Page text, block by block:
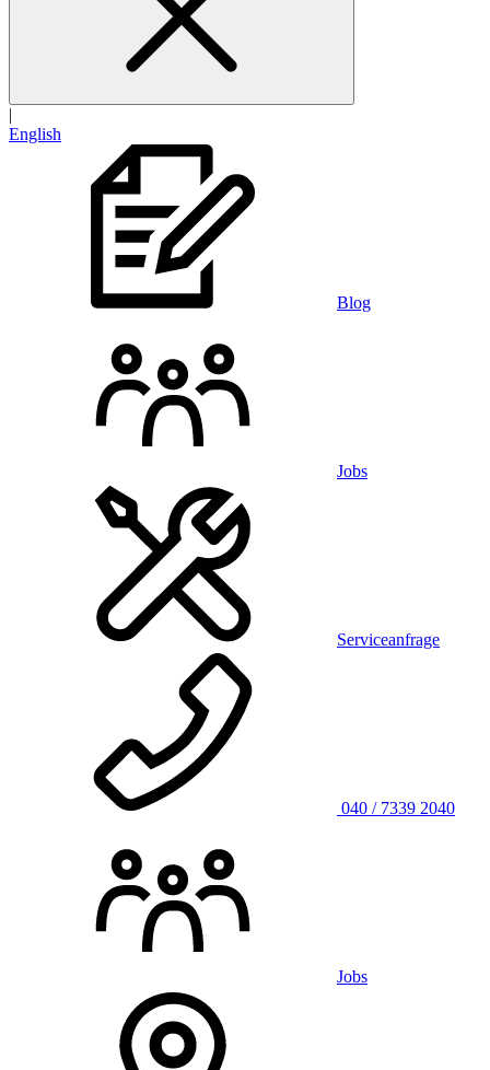
|
English
Blog
Jobs
Serviceanfrage
040 / 7339 2040
Jobs